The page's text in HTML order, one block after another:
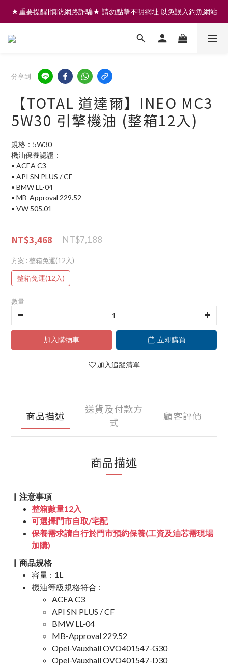
註冊會員享200元購物金 | 全館滿999免運 | 可門市取貨/安裝
★重要提醒|慎防網路詐騙★ 請勿點擊不明網址 以免誤入釣魚網站
註冊會員享200元購物金 | 全館滿999免運 | 可門市取貨/安裝
分享到
【TOTAL 道達爾】INEO MC3
5W30 引擎機油 (整箱12入)
規格：5W30
機油保養認證：
• ACEA C3
• API SN PLUS / CF
• BMW LL-04
• MB-Approval 229.52
• VW 505.01
NT$7,188
NT$3,468
方案 : 整箱免運(12入)
整箱免運(12入)
數量
加入購物車 立即購買
加入追蹤清單
商品描述
送貨及付款方
式
顧客評價
商品描述
▏注意事項
整箱數量12入
可選擇門市自取/宅配
保養需求請自行於門市預約保養(工資及油芯需現場
加購)
▏商品規格
容量 : 1L
機油等級規格符合 :
ACEA C3
API SN PLUS / CF
BMW LL-04
MB-Approval 229.52
Opel-Vauxhall OVO401547-G30
Opel-Vauxhall OVO401547-D30